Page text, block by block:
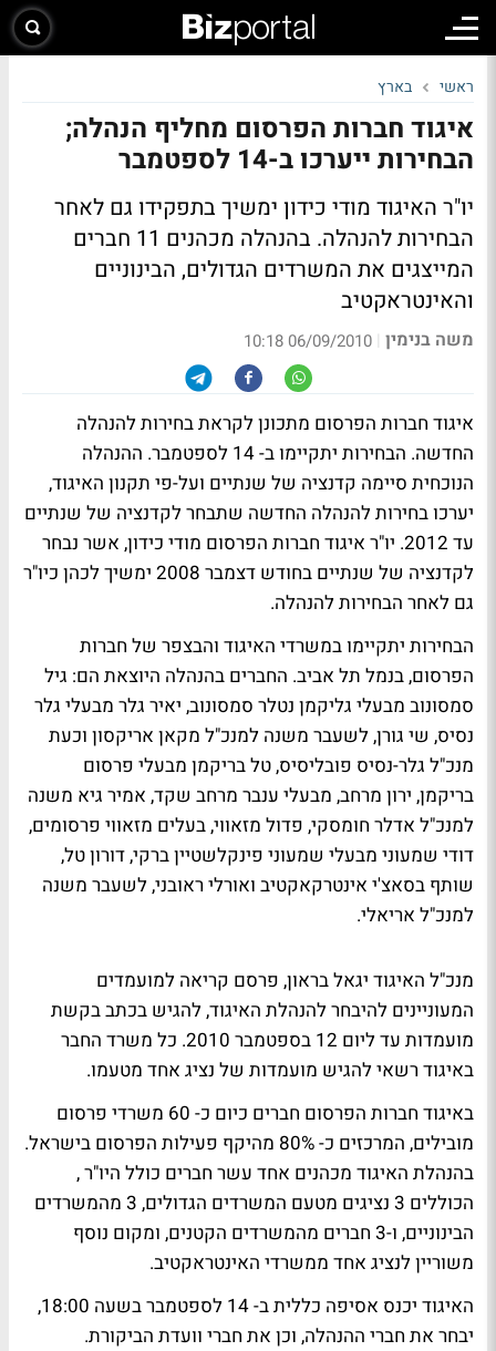
ראשי בארץ
איגוד חברות הפרסום מחליף הנהלה;
הבחירות ייערכו ב-14 לספטמבר
יו"ר האיגוד מודי כידון ימשיך בתפקידו גם לאחר
הבחירות להנהלה. בהנהלה מכהנים 11 חברים
המייצגים את המשרדים הגדולים, הבינוניים
והאינטראקטיב
משה בנימין |
06/09/2010 10:18
איגוד חברות הפרסום מתכונן לקראת בחירות להנהלה
החדשה. הבחירות יתקיימו ב- 14 לספטמבר. ההנהלה
הנוכחית סיימה קדנציה של שנתיים ועל-פי תקנון האיגוד,
יערכו בחירות להנהלה החדשה שתבחר לקדנציה של שנתיים
עד 2012. יו"ר איגוד חברות הפרסום מודי כידון, אשר נבחר
לקדנציה של שנתיים בחודש דצמבר 2008 ימשיך לכהן כיו"ר
גם לאחר הבחירות להנהלה.
הבחירות יתקיימו במשרדי האיגוד והבצפר של חברות
הפרסום, בנמל תל אביב. החברים בהנהלה היוצאת הם: גיל
סמסונוב מבעלי גליקמן נטלר סמסונוב, יאיר גלר מבעלי גלר
נסיס, שי גורן, לשעבר משנה למנכ"ל מקאן אריקסון וכעת
מנכ"ל גלר-נסיס פובליסיס, טל בריקמן מבעלי פרסום
בריקמן, ירון מרחב, מבעלי ענבר מרחב שקד, אמיר גיא משנה
למנכ"ל אדלר חומסקי, פדול מזאווי, בעלים מזאווי פרסומים,
דודי שמעוני מבעלי שמעוני פינקלשטיין ברקי, דורון טל,
שותף בסאצ'י אינטרקאקטיב ואורלי ראובני, לשעבר משנה
למנכ"ל אריאלי.
מנכ"ל האיגוד יגאל בראון, פרסם קריאה למועמדים
המעוניינים להיבחר להנהלת האיגוד, להגיש בכתב בקשת
מועמדות עד ליום 12 בספטמבר 2010. כל משרד החבר
באיגוד רשאי להגיש מועמדות של נציג אחד מטעמו.
באיגוד חברות הפרסום חברים כיום כ- 60 משרדי פרסום
מובילים, המרכזים כ- 80% מהיקף פעילות הפרסום בישראל.
בהנהלת האיגוד מכהנים אחד עשר חברים כולל היו"ר ,
הכוללים 3 נציגים מטעם המשרדים הגדולים, 3 מהמשרדים
הבינוניים, ו-3 חברים מהמשרדים הקטנים, ומקום נוסף
משוריין לנציג אחד ממשרדי האינטראקטיב.
האיגוד יכנס אסיפה כללית ב- 14 לספטמבר בשעה 18:00,
יבחר את חברי ההנהלה, וכן את חברי וועדת הביקורת.